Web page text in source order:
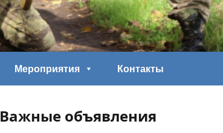
Мероприятия Контакты
Важные объявления